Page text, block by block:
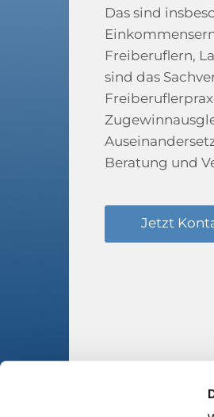
Das sind
Freiberuflern,
sind das
Beratung und
Jetzt